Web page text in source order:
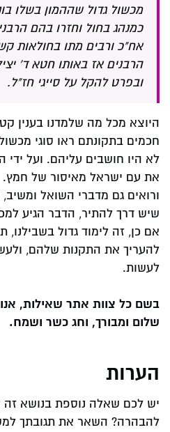
מכשול גדול שההמון בשלו
כמנהג בחול וחזרו בהם
אח"כ ורבים מתו בחולאות
הרבנים אז באותו חטא ד'
ובפרט להקל על סייגי חז"ל.
היוצא מכל מה שלמדנו בענין
חכמים בתקונתם ראו סוגי
לא היו חושבים עליהם. ועל
את עם ישראל מאיסור של חמץ.
ורואים גם מדברי השואל
שיש דרך להתיר, הדבר הגיע
אם כן, זה לימוד גדול
להעריך את התקנות שלהם,
לעשות.
בשם כל צוות אתר שאילות,
שלום ומבורך, וחג כשר ושמח.
הערות
יש לכם שאלה נוספת בנושא זה
להבהרה? השאר את תגובתך